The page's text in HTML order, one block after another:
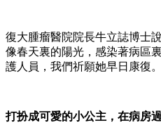
復大腫瘤醫院院長牛立誌博士
像春天裏的陽光，感染著病區
護人員，我們祈願她早日康復
打扮成可愛的小公主，在病房